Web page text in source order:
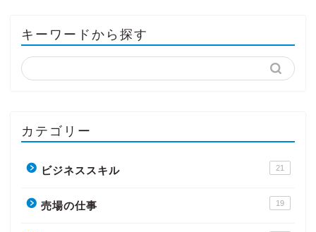
キーワードから探す
カテゴリー
ビジネススキル 21
売場の仕事 19